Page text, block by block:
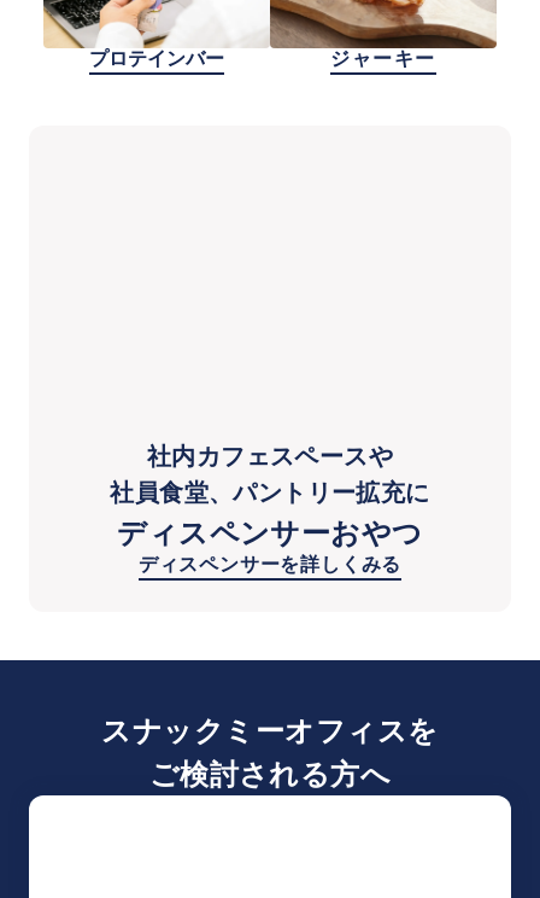
プロテインバー ジャーキー
社内カフェスペースや
社員食堂、パントリー拡充に
ディスペンサーおやつ
ディスペンサーを詳しくみる
スナックミーオフィスを
ご検討される方へ